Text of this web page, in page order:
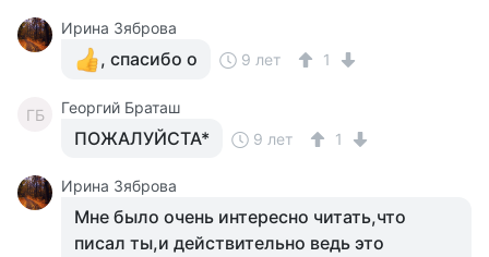
Ирина Зяброва
, спасибо о 9 лет 1
ГБ Георгий Браташ
ПОЖАЛУЙСТА* 9 лет 1
Ирина Зяброва
Мне было очень интересно читать,что
писал ты,и действительно ведь это